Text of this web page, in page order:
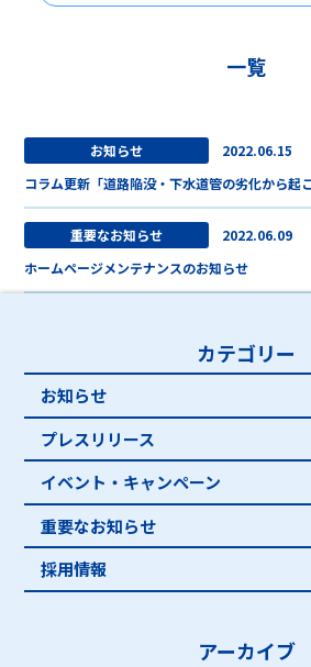
一覧
お知らせ
2022.06.15
コラム更新「道路陥没・下水道管の劣化から起
重要なお知らせ
2022.06.09
ホームページメンテナンスのお知らせ
カテゴリー
お知らせ
プレスリリース
イベント・キャンペーン
重要なお知らせ
採用情報
アーカイブ